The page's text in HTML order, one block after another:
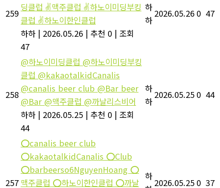
259
딩클럽 ✌맥주클럽 ✌하노이미딩부킹
클럽 ✌하노이한인클럽
하하 | 2026.05.26 | 추천 0 | 조회
47
하
하
2026.05.26 0 47
258
@하노이미딩클럽 @하노이미딩부킹
클럽 @kakaotalkidCanalis
@canalis beer club @Bar beer
@Bar @맥주클럽 @까날리스비어
하하 | 2026.05.25 | 추천 0 | 조회
44
하
하
2026.05.25 0 44
257
⭕️canalis beer club
⭕️kakaotalkidCanalis ⭕️Club
⭕️barbeerso6NguyenHoang ⭕️
맥주클럽 ⭕️하노이한인클럽 ⭕️까날
하
2026.05.25 0 37